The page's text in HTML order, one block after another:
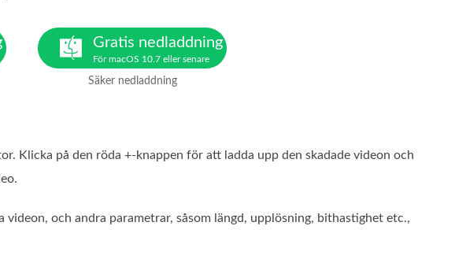
Gratis nedladdning
För macOS 10.7 eller senare
Säker nedladdning
Klicka på den röda +-knappen för att ladda upp den skadade videon och
och andra parametrar, såsom längd, upplösning, bithastighet etc.,